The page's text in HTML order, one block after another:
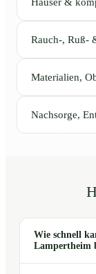
Rauch-, Ruß-
Materialien,
Nachsorge,
Wie schnell
Lampertheim